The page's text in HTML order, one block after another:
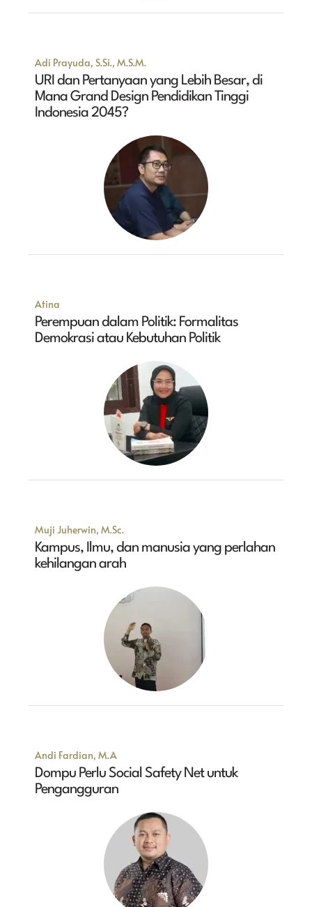
Adi Prayuda, S.Si., M.S.M.
URI dan Pertanyaan yang Lebih Besar, di
Mana Grand Design Pendidikan Tinggi
Indonesia 2045?
Atina
Perempuan dalam Politik: Formalitas
Demokrasi atau Kebutuhan Politik
Muji Juherwin, M.Sc.
Kampus, Ilmu, dan manusia yang perlahan
kehilangan arah
Andi Fardian, M.A
Dompu Perlu Social Safety Net untuk
Pengangguran